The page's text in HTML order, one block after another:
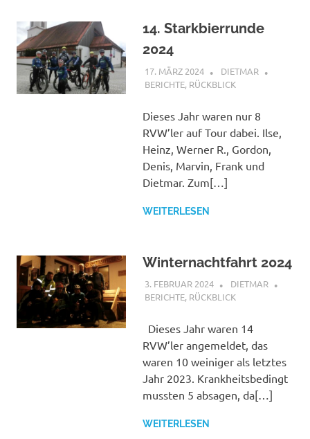
14. Starkbierrunde
2024
17. MÄRZ 2024
DIETMAR
BERICHTE, RÜCKBLICK
Dieses Jahr waren nur 8
RVW’ler auf Tour dabei. Ilse,
Heinz, Werner R., Gordon,
Denis, Marvin, Frank und
Dietmar. Zum[…]
WEITERLESEN
Winternachtfahrt 2024
3. FEBRUAR 2024
DIETMAR
BERICHTE, RÜCKBLICK
Dieses Jahr waren 14
RVW’ler angemeldet, das
waren 10 weiniger als letztes
Jahr 2023. Krankheitsbedingt
mussten 5 absagen, da[…]
WEITERLESEN